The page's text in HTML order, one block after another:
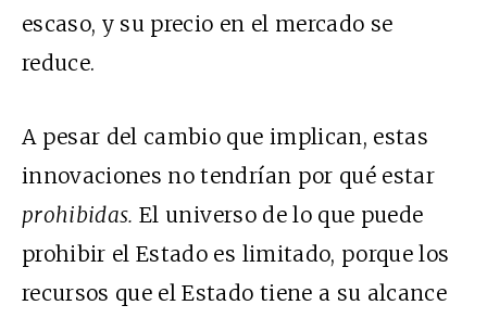
escaso, y su precio en el mercado se
reduce.
A pesar del cambio que implican, estas
innovaciones no tendrían por qué estar
prohibidas.El universo de lo que puede
prohibir el Estado es limitado, porque los
recursos que el Estado tiene a su alcance